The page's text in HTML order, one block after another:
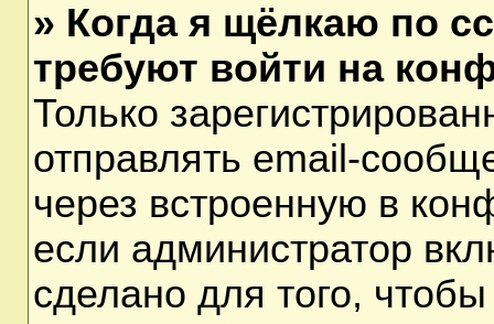
» Когда я щёлкаю по
требуют войти на
Только
отправлять email-
через встроенную в
если администратор
сделано для того,